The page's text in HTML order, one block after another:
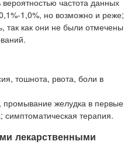
1,0%, но возможно и реже;
так как они не были отмечены
тошнота, рвота, боли в
промывание желудка в первые
терапия.
лекарственными